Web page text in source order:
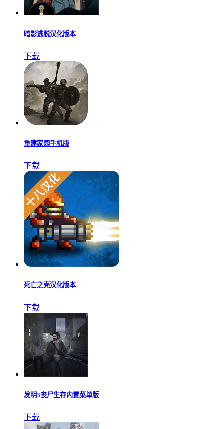
暗影逃脱汉化版本
下载
重建家园手机版
下载
死亡之壳汉化版本
下载
发明3丧尸生存内置菜单版
下载